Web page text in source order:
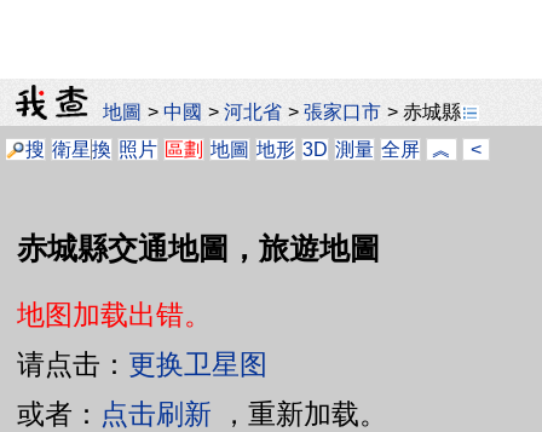
地圖 >中國 >河北省 >張家口市 >赤城縣
搜 衛星換 照片 區劃 地圖 地形 3D 測量 全屏 ︽ <
赤城縣交通地圖，旅遊地圖
地图加载出错。
请点击： 更换卫星图
或者： 点击刷新 ，重新加载。